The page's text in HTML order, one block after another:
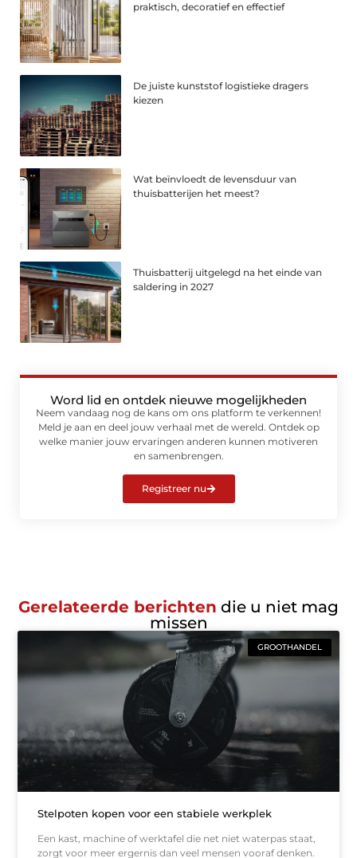
praktisch, decoratief en effectief
De juiste kunststof logistieke dragers
kiezen
Wat beïnvloedt de levensduur van
thuisbatterijen het meest?
Thuisbatterij uitgelegd na het einde van
saldering in 2027
Word lid en ontdek nieuwe mogelijkheden
Neem vandaag nog de kans om ons platform te verkennen!
Meld je aan en deel jouw verhaal met de wereld. Ontdek op
welke manier jouw ervaringen anderen kunnen motiveren
en samenbrengen.
Registreer nu
Gerelateerde berichten die u niet mag
missen
GROOTHANDEL
Stelpoten kopen voor een stabiele werkplek
Een kast, machine of werktafel die net niet waterpas staat,
zorgt voor meer ergernis dan veel mensen vooraf denken.